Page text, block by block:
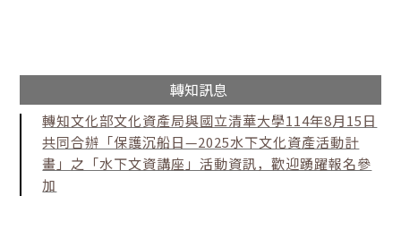
轉知訊息
轉知文化部文化資產局與國立清華大學114年8月15日
共同合辦「保護沉船日—2025水下文化資產活動計
畫」之「水下文資講座」活動資訊，歡迎踴躍報名參
加